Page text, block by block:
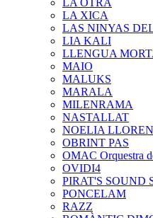
LA OTRA
LA XICA
LAS NINYAS
LIA KALI
LLENGUA
MAIO
MALUKS
MARALA
MILENRAMA
NASTALLAT
NOELIA
OBRINT PAS
OMAC Orquestra
OVIDI4
PIRAT'S SOUND
PONCELAM
RAZZ